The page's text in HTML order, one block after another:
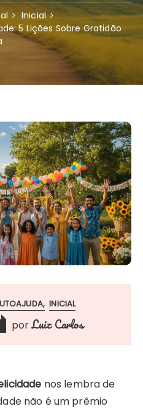
Inicial
5 Lições Sobre Gratidão
INICIAL
porLuiz Carlos
nos lembra de
não é um prêmio